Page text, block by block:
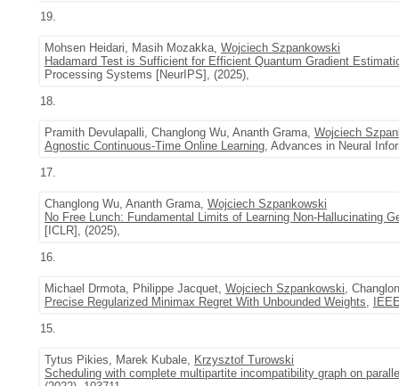
19.
Mohsen Heidari, Masih Mozakka, Wojciech Szpankowski
Hadamard Test is Sufficient for Efficient Quantum Gradient
Processing Systems [NeurIPS], (2025),
18.
Pramith Devulapalli, Changlong Wu, Ananth Grama, Wojciech
Agnostic Continuous-Time Online Learning, Advances in Neural
17.
Changlong Wu, Ananth Grama, Wojciech Szpankowski
No Free Lunch: Fundamental Limits of Learning Non-Hallucinating
[ICLR], (2025),
16.
Michael Drmota, Philippe Jacquet, Wojciech Szpankowski,
Precise Regularized Minimax Regret With Unbounded Weights,
15.
Tytus Pikies, Marek Kubale, Krzysztof Turowski
Scheduling with complete multipartite incompatibility graph on